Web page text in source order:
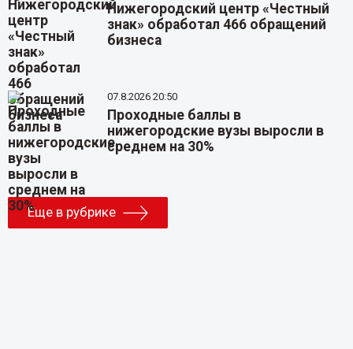
Нижегородский центр «Честный
знак» обработал 466 обращений
бизнеса
07.8.2026 20:50
Проходные баллы в
нижегородские вузы выросли в
среднем на 30%
Еще в рубрике